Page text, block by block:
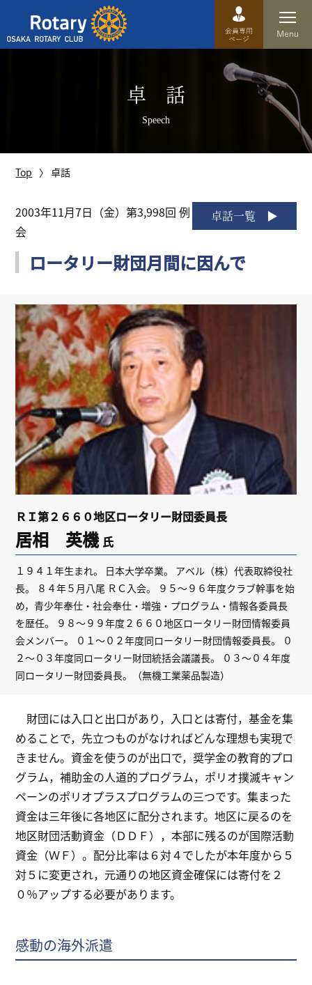
運営方針
歴史
特徴
リンク
会員専用ページ
English
卓 話
Speech
Top 卓話
卓話一覧
2003年11月7日（金）第3,998回 例
会
ロータリー財団月間に因んで
ＲＩ第２６６０地区ロータリー財団委員長
居相 英機 氏
１９４１年生まれ。 日本大学卒業。 アベル（株）代表取締役社
長。 ８４年５月八尾 ＲＣ入会。 ９５～９６年度クラブ幹事を始
め，青少年奉仕・社会奉仕・増強・プログラム・情報各委員長
を歴任。 ９８～９９年度２６６０地区ロータリー財団情報委員
会メンバー。 ０１～０２年度同ロータリー財団情報委員長。 ０
２～０３年度同ロータリー財団統括会議議長。 ０３～０４年度
同ロータリー財団委員長。（無機工業薬品製造）
財団には入口と出口があり，入口とは寄付，基金を集
めることで，先立つものがなければどんな理想も実現で
きません。資金を使うのが出口で，奨学金の教育的プロ
グラム，補助金の人道的プログラム，ポリオ撲滅キャン
ペーンのポリオプラスプログラムの三つです。集まった
資金は三年後に各地区に配分されます。地区に戻るのを
地区財団活動資金（ＤＤＦ），本部に残るのが国際活動
資金（ＷＦ）。配分比率は６対４でしたが本年度から５
対５に変更され，元通りの地区資金確保には寄付を２
０％アップする必要があります。
感動の海外派遣